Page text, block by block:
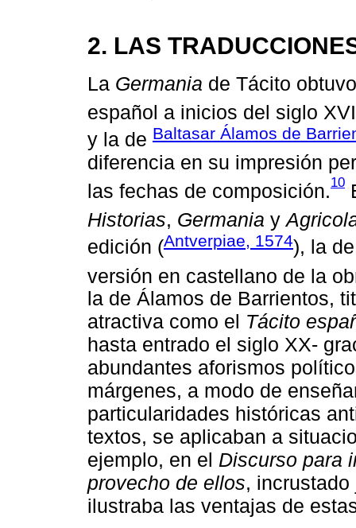
2. LAS
La Germania de Tácito
español a inicios del siglo
y la de Baltasar Álamos de
diferencia en su impresión
las fechas de composición.10
Historias, Germania y
edición (Antverpiae, 1574), la
versión en castellano de la
la de Álamos de Barrientos,
atractiva como el Tácito
hasta entrado el siglo XX-
abundantes aforismos
márgenes, a modo de
particularidades históricas
textos, se aplicaban a
ejemplo, en el Discurso para
provecho de ellos,
ilustraba las ventajas de